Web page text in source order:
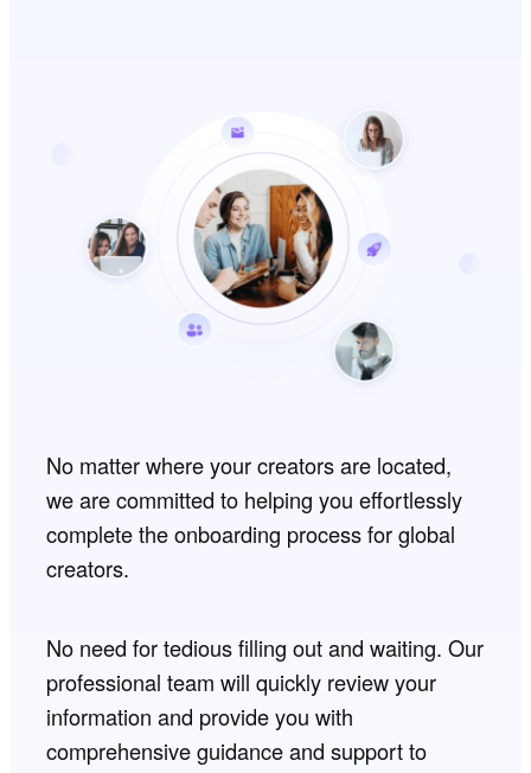
No matter where your creators are located,
we are committed to helping you effortlessly
complete the onboarding process for global
creators.
No need for tedious filling out and waiting. Our
professional team will quickly review your
information and provide you with
comprehensive guidance and support to